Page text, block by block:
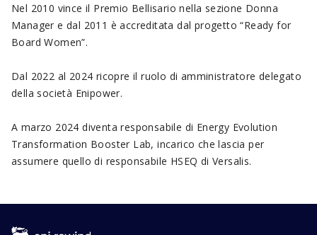
Nel 2010 vince il Premio Bellisario nella sezione Donna
Manager e dal 2011 è accreditata dal progetto “Ready for
Board Women”.
Dal 2022 al 2024 ricopre il ruolo di amministratore delegato
della società Enipower.
A marzo 2024 diventa responsabile di Energy Evolution
Transformation Booster Lab, incarico che lascia per
assumere quello di responsabile HSEQ di Versalis.